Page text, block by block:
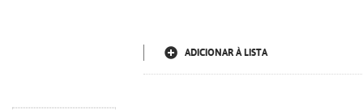
ADICIONAR À LISTA